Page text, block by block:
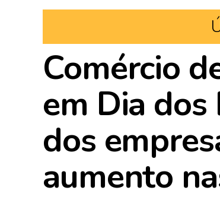
Comércio
em Dia dos
dos
aumento